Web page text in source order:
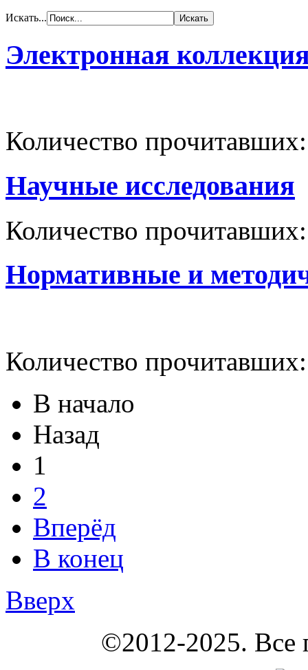
Искать...
Электронная
Количество
Научные исследования
Количество
Нормативные и
Количество
В начало
Назад
1
2
Вперёд
В конец
Вверх
©2012-2025. Все